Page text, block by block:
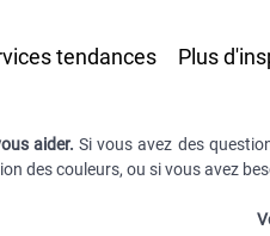
tendances Plus
aider. Si vous avez des
des couleurs, ou si vous avez